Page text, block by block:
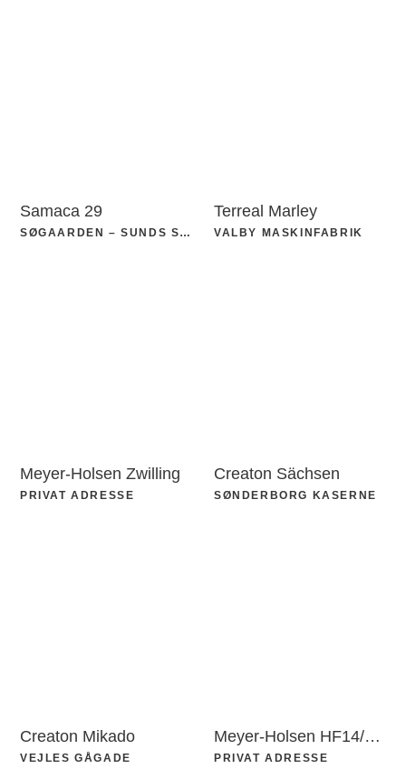
Samaca 29
SØGAARDEN – SUNDS SØCAMP
Terreal Marley
VALBY MASKINFABRIK
Meyer-Holsen Zwilling
PRIVAT ADRESSE
Creaton Sächsen
SØNDERBORG KASERNE
Creaton Mikado
VEJLES GÅGADE
Meyer-Holsen HF14/Vario
PRIVAT ADRESSE